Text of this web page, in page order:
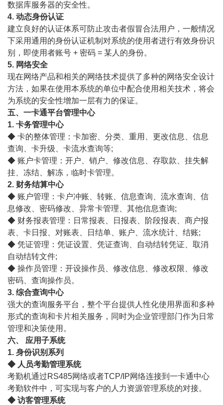
数据库服务器的安全性。
4. 动态身份认证
建立良好的认证体系可防止攻击者假冒合法用户，一般情况
下采用通用的身份认证机制对系统的使用者进行有效身份识
别，即使用者账号 + 密码 = 某人的身份。
5. 网络安全
现在网络产品和相关的网络技术提供了多种的网络安全设计
方法，如果在使用本系统的单位中配合使用相关技术，将会
为系统的安全性增加一层有力的保证。
五、一卡通平台管理中心
1. 卡务管理中心
◆ 卡的整体管理：卡加密、分类、重用、更改信息、信息
查询、卡升级、卡流水查询等;
◆ 账户卡管理：开户、销户、修改信息、存取款、挂失解
挂、冻结、解冻，临时卡管理。
2. 财务结算中心
◆ 账户管理：卡户冲账、转账、信息查询、流水查询、信
息修改、密码修改、异常卡管理、其他信息查询;
◆ 财务报表管理：日常报表、日报表、阶段报表、商户报
表、卡日报、对账表、日结单、账户、流水统计、结账;
◆ 凭证管理：凭证设置、凭证查询、自动结转凭证、取消
自动结转文件;
◆ 操作员管理：开设操作员、修改信息、修改权限、修改
密码、查询操作员。
3. 综合查询中心
强大的查询服务平台，整个平台提供人性化使用界面和多种
形式的查询和卡片相关服务，同时为企业管理部门作为日常
管理和决策使用。
六、 应用子系统
1. 身份识别系列
◆ 人员考勤管理系统
考勤机通过RS485网络或者TCP/IP网络连接到一卡通中心
考勤软件中，可实现与客户的人力资源管理系统的对接。
◆ 访客管理系统